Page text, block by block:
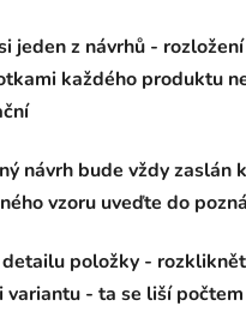
jeden z návrhů -
každého produktu
návrh bude vždy zaslán
vzoru uveďte do
detailu položky -
variantu - ta se liší